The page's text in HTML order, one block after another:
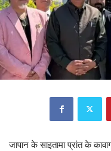
जापान के साइतामा प्रांत के